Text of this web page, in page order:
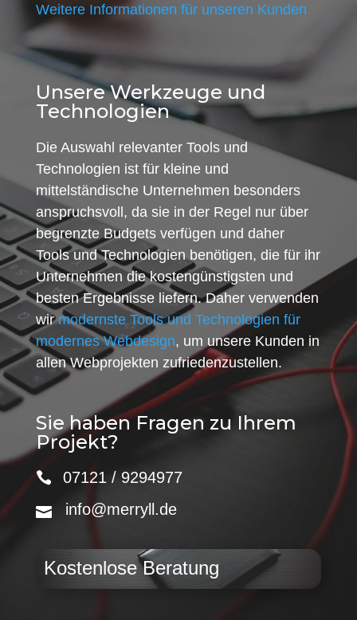
Weitere Informationen für unseren Kunden
Unsere Werkzeuge und
Technologien
Die Auswahl relevanter Tools und
Technologien ist für kleine und
mittelständische Unternehmen besonders
anspruchsvoll, da sie in der Regel nur über
begrenzte Budgets verfügen und daher
Tools und Technologien benötigen, die für ihr
Unternehmen die kostengünstigsten und
besten Ergebnisse liefern. Daher verwenden
wirmodernste Tools und Technologien für
modernes Webdesign, um unsere Kunden in
allen Webprojekten zufriedenzustellen.
Sie haben Fragen zu Ihrem
Projekt?
07121 / 9294977
info@merryll.de
Kostenlose Beratung